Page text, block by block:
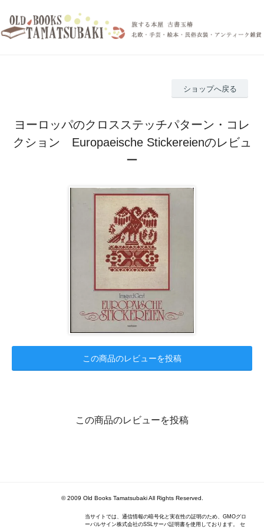
ショップへ戻る
ヨーロッパのクロスステッチパターン・コレ
クション Europaeische Stickereienのレビュ
ー
この商品のレビューを投稿
この商品のレビューを投稿
© 2009 Old Books Tamatsubaki All Rights Reserved.
当サイトでは、通信情報の暗号化と実在性の証明のため、GMOグロ
ーバルサイン株式会社のSSLサーバ証明書を使用しております。 セ